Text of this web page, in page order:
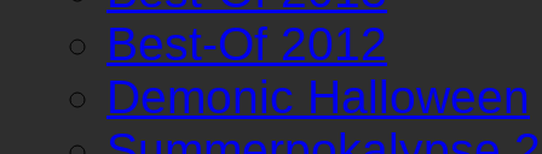
Best-Of 2012
Demonic Halloween